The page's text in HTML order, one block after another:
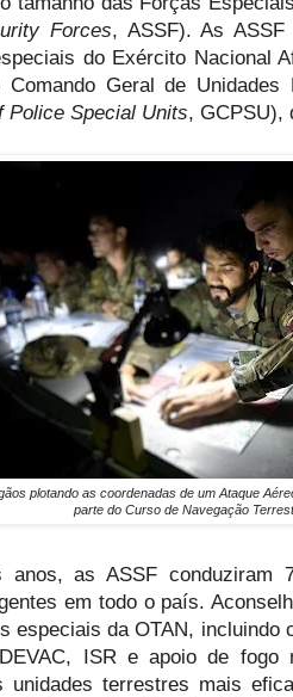
Forces, ASSF). As
do Exército Nacional
Geral de
Police Special Units, GCPSU),
plotando as coordenadas de um Ataque
parte do Curso de Navegação
anos, as ASSF conduziram
em todo o país.
especiais da OTAN, incluindo
ISR e apoio de
unidades terrestres mais